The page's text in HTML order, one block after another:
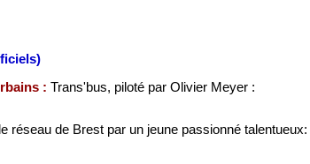
: Trans'bus, piloté par Olivier Meyer :
réseau de Brest par un jeune passionné talentueux: